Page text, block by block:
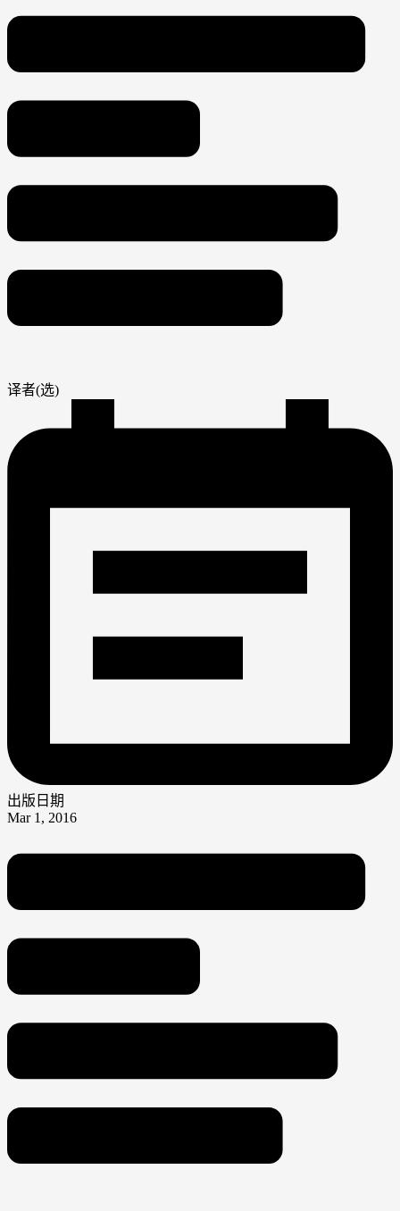
译者(选)
出版日期
Mar 1, 2016